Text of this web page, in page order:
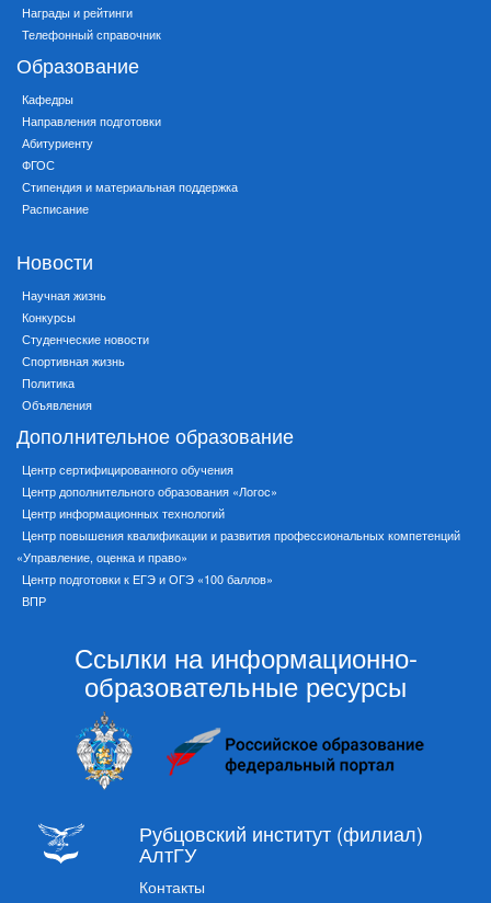
Награды и рейтинги
Телефонный справочник
Образование
Кафедры
Направления подготовки
Абитуриенту
ФГОС
Стипендия и материальная поддержка
Расписание
Новости
Научная жизнь
Конкурсы
Студенческие новости
Спортивная жизнь
Политика
Объявления
Дополнительное образование
Центр сертифицированного обучения
Центр дополнительного образования «Логос»
Центр информационных технологий
Центр повышения квалификации и развития профессиональных компетенций
«Управление, оценка и право»
Центр подготовки к ЕГЭ и ОГЭ «100 баллов»
ВПР
Ссылки на информационно-
образовательные ресурсы
Рубцовский институт (филиал)
АлтГУ
Контакты